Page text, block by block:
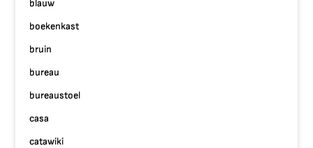
blauw
boekenkast
bruin
bureau
bureaustoel
casa
catawiki